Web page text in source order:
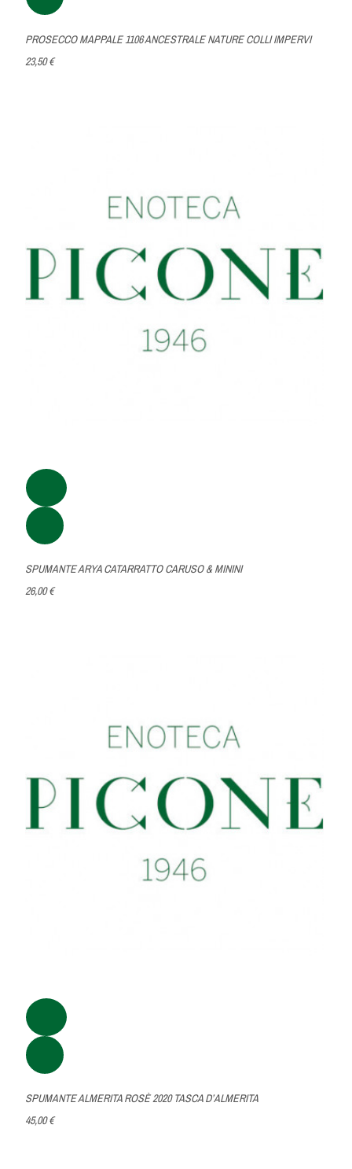
PROSECCO MAPPALE 1106 ANCESTRALE NATURE COLLI IMPERVI
23,50 €
SPUMANTE ARYA CATARRATTO CARUSO & MININI
26,00 €
SPUMANTE ALMERITA ROSÈ 2020 TASCA D’ALMERITA
45,00 €